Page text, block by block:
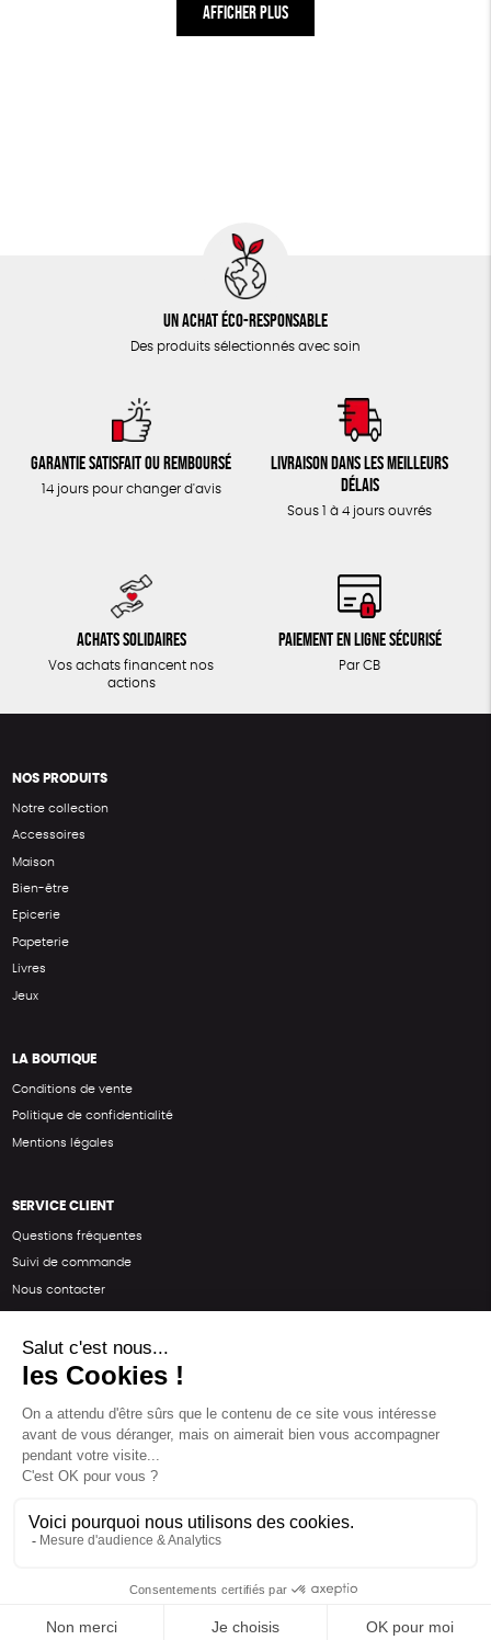
AFFICHER PLUS
Un achat éco-responsable
Des produits sélectionnés avec soin
Garantie satisfait ou remboursé
14 jours pour changer d'avis
Livraison dans les meilleurs
délais
Sous 1 à 4 jours ouvrés
Achats solidaires
Vos achats financent nos
actions
Paiement en ligne sécurisé
Par CB
NOS PRODUITS
Notre collection
Accessoires
Maison
Bien-être
Epicerie
Papeterie
Livres
Jeux
LA BOUTIQUE
Conditions de vente
Politique de confidentialité
Mentions légales
SERVICE CLIENT
Questions fréquentes
Suivi de commande
Nous contacter
SUIVEZ-NOUS
Une boutique élaborée avec par RGOODS